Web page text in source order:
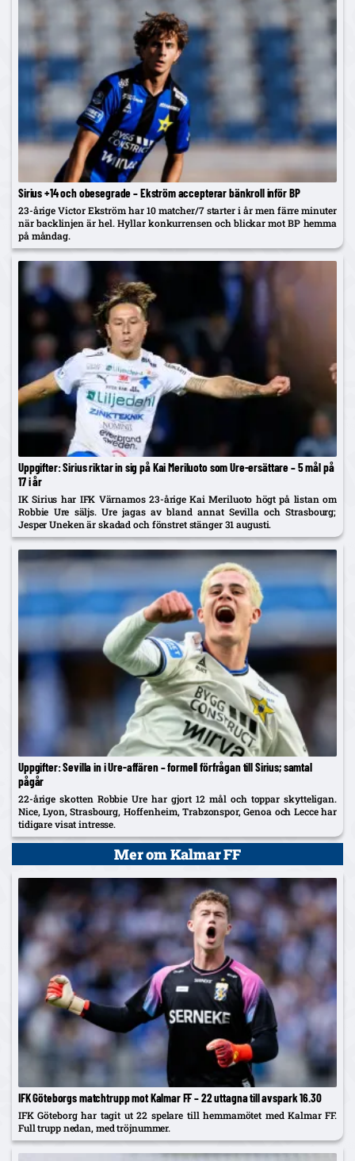
Sirius +14 och obesegrade – Ekström accepterar bänkroll inför BP
23-årige Victor Ekström har 10 matcher/7 starter i år men färre minuter
när backlinjen är hel. Hyllar konkurrensen och blickar mot BP hemma
på måndag.
Uppgifter: Sirius riktar in sig på Kai Meriluoto som Ure-ersättare – 5 mål på
17 i år
IK Sirius har IFK Värnamos 23-årige Kai Meriluoto högt på listan om
Robbie Ure säljs. Ure jagas av bland annat Sevilla och Strasbourg;
Jesper Uneken är skadad och fönstret stänger 31 augusti.
Uppgifter: Sevilla in i Ure-affären – formell förfrågan till Sirius; samtal
pågår
22-årige skotten Robbie Ure har gjort 12 mål och toppar skytteligan.
Nice, Lyon, Strasbourg, Hoffenheim, Trabzonspor, Genoa och Lecce har
tidigare visat intresse.
Mer om Kalmar FF
IFK Göteborgs matchtrupp mot Kalmar FF – 22 uttagna till avspark 16.30
IFK Göteborg har tagit ut 22 spelare till hemmamötet med Kalmar FF.
Full trupp nedan, med tröjnummer.